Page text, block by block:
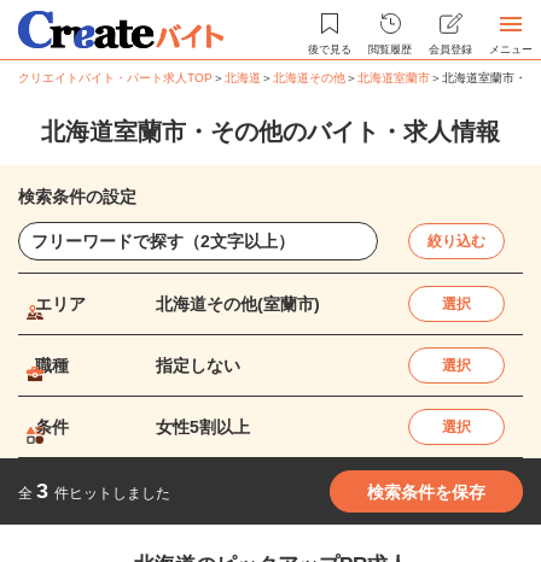
後で見る 閲覧履歴 会員登録 メニュー
クリエイトバイト・パート求人TOP ＞北海道 ＞北海道その他＞北海道室蘭市＞北海道室蘭市・
北海道室蘭市・その他のバイト・求人情報
検索条件の設定
絞り込む
エリア 北海道その他(室蘭市) 選択
職種 指定しない 選択
条件 女性5割以上 選択
全 3 件ヒットしました 検索条件を保存